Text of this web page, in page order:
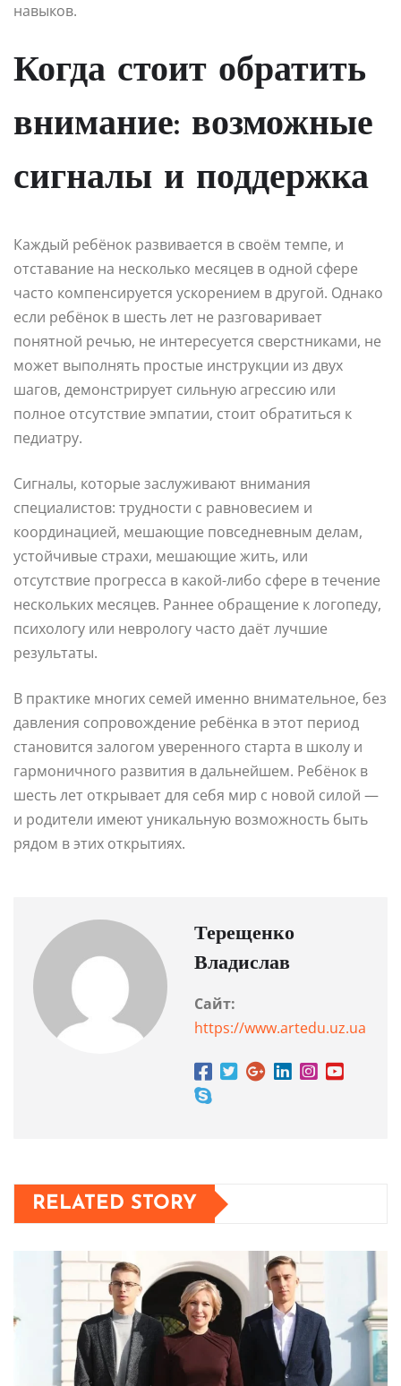
навыков.
Когда стоит обратить
внимание: возможные
сигналы и поддержка
Каждый ребёнок развивается в своём темпе, и
отставание на несколько месяцев в одной сфере
часто компенсируется ускорением в другой. Однако
если ребёнок в шесть лет не разговаривает
понятной речью, не интересуется сверстниками, не
может выполнять простые инструкции из двух
шагов, демонстрирует сильную агрессию или
полное отсутствие эмпатии, стоит обратиться к
педиатру.
Сигналы, которые заслуживают внимания
специалистов: трудности с равновесием и
координацией, мешающие повседневным делам,
устойчивые страхи, мешающие жить, или
отсутствие прогресса в какой-либо сфере в течение
нескольких месяцев. Раннее обращение к логопеду,
психологу или неврологу часто даёт лучшие
результаты.
В практике многих семей именно внимательное, без
давления сопровождение ребёнка в этот период
становится залогом уверенного старта в школу и
гармоничного развития в дальнейшем. Ребёнок в
шесть лет открывает для себя мир с новой силой —
и родители имеют уникальную возможность быть
рядом в этих открытиях.
Терещенко
Владислав
Сайт:
https://www.artedu.uz.ua
RELATED STORY